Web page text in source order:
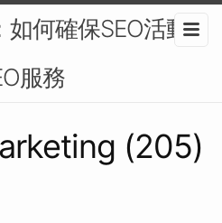
如何確保SEO活動
服務
(205)